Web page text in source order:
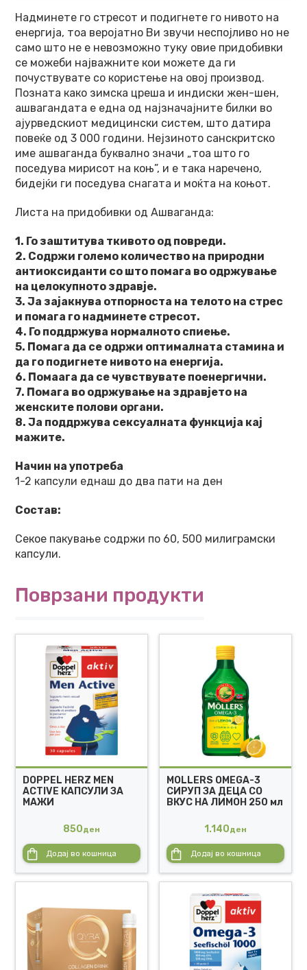
Надминете го стресот и подигнете го нивото на
енергија, тоа веројатно Ви звучи неспојливо но не
само што не е невозможно туку овие придобивки
се можеби најважните кои можете да ги
почуствувате со користење на овој производ.
Позната како зимска цреша и индиски жен-шен,
ашвагандата е една од најзначајните билки во
ајурведскиот медицински систем, што датира
повеќе од 3 000 години. Нејзиното санскритско
име ашваганда буквално значи „тоа што го
поседува мирисот на коњ”, и е така наречено,
бидејќи ги поседува снагата и моќта на коњот.
Листа на придобивки од Ашваганда:
1. Го заштитува ткивото од повреди.
2. Содржи големо количество на природни
антиоксиданти со што помага во одржување
на целокупното здравје.
3. Ја зајакнува отпорноста на телото на стрес
и помага го надминете стресот.
4. Го поддржува нормалното спиење.
5. Помага да се одржи оптималната стамина и
да го подигнете нивото на енергија.
6. Помаага да се чувствувате поенергични.
7. Помага во одржување на здравјето на
женските полови органи.
8. Ја поддржува сексуалната функција кај
мажите.
Начин на употреба
1-2 капсули еднаш до два пати на ден
Состав:
Секое пакување содржи по 60, 500 милиграмски
капсули.
Поврзани продукти
DOPPEL HERZ MEN
ACTIVE КАПСУЛИ ЗА
МАЖИ
850ден
Додај во кошница
MOLLERS OMEGA-3
СИРУП ЗА ДЕЦА СО
ВКУС НА ЛИМОН 250 мл
1.140ден
Додај во кошница